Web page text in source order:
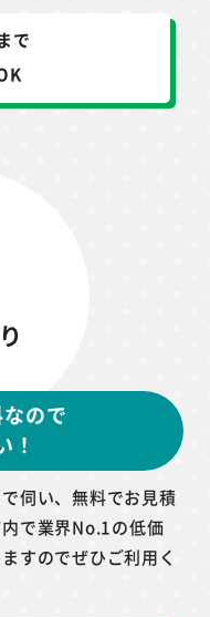
で
ので
！
伺い、無料でお見積
で業界No.1の低価
すのでぜひご利用く